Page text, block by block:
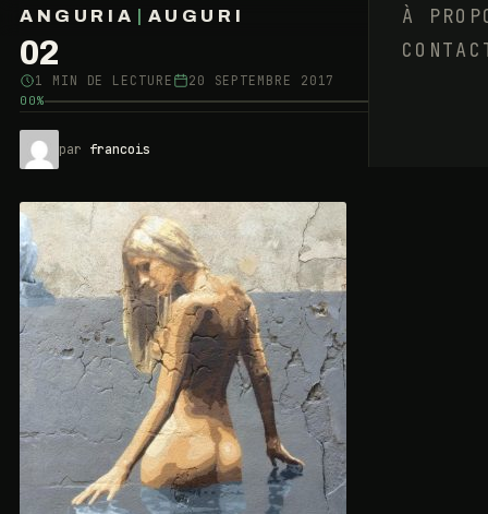
ANGURIA AUGURI
FRANÇOIS BARAIZE
À
02
1 MIN DE LECTURE 20 SEPTEMBRE 2017
00%
par francois